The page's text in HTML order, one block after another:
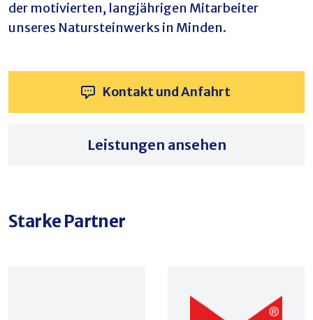
der motivierten, langjährigen Mitarbeiter
unseres Natursteinwerks in Minden.
Kontakt und Anfahrt
Leistungen ansehen
Starke Partner